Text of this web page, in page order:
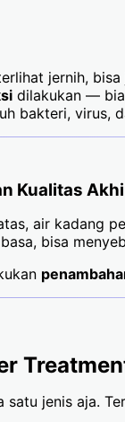
jernih,
dilakukan —
bakteri, virus,
Kualitas
air kadang
bisa
satu jenis aja.